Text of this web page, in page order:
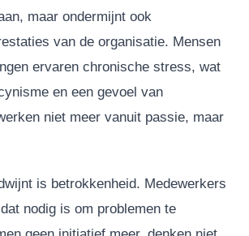
maar ondermijnt ook
van de organisatie. Mensen
ervaren chronische stress, wat
en een gevoel van
niet meer vanuit passie, maar
is betrokkenheid. Medewerkers
nodig is om problemen te